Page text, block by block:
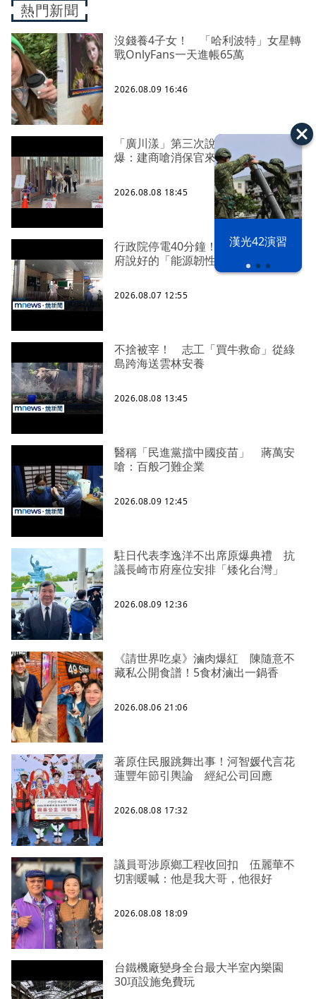
漢光42演習
熱門新聞
沒錢養4子女！ 「哈利波特」女星轉
戰OnlyFans一天進帳65萬
2026.08.09 16:46
「廣川漾」第三次說明會 解約戶
爆：建商嗆消保官來再說
2026.08.08 18:45
行政院停電40分鐘！ 藍委批：賴政
府說好的「能源韌性」呢
2026.08.07 12:55
不捨被宰！ 志工「買牛救命」從綠
島跨海送雲林安養
2026.08.08 13:45
醫稱「民進黨擋中國疫苗」 蔣萬安
嗆：百般刁難企業
2026.08.09 12:45
駐日代表李逸洋不出席原爆典禮 抗
議長崎市府座位安排「矮化台灣」
2026.08.09 12:36
《請世界吃桌》滷肉爆紅 陳隨意不
藏私公開食譜！5食材滷出一鍋香
2026.08.06 21:06
著原住民服跳舞出事！河智媛代言花
蓮豐年節引輿論 經紀公司回應
2026.08.08 17:32
議員哥涉原鄉工程收回扣 伍麗華不
切割暖喊：他是我大哥，他很好
2026.08.08 18:09
台鐵機廠變身全台最大半室內樂園
30項設施免費玩